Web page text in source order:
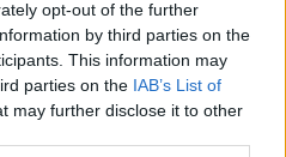
opt-out of the further
by third parties on the
This information may
parties on the IAB’s List of
may further disclose it to other